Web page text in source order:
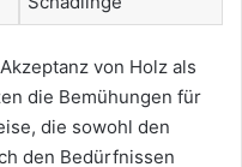
von Holz als
die Bemühungen für
die sowohl den
den Bedürfnissen